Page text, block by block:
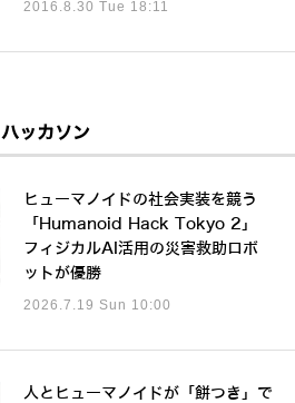
2016.8.30 Tue 18:11
ハッカソン
ヒューマノイドの社会実装を競う
「Humanoid Hack Tokyo 2」
フィジカルAI活用の災害救助ロボ
ットが優勝
2026.7.19 Sun 10:00
人とヒューマノイドが「餅つき」で